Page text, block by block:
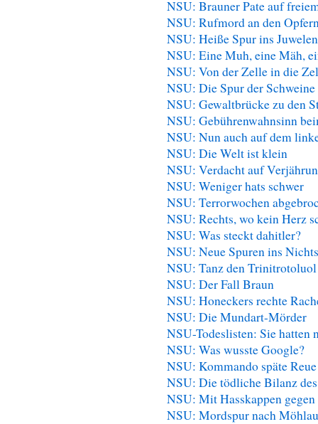
NSU: Brauner Pate auf
NSU: Rufmord an den
NSU: Heiße Spur ins
NSU: Eine Muh, eine Mäh,
NSU: Von der Zelle in die
NSU: Die Spur der Schweine
NSU: Gewaltbrücke zu den
NSU: Gebührenwahnsinn
NSU: Nun auch auf dem
NSU: Die Welt ist klein
NSU: Verdacht auf
NSU: Weniger hats schwer
NSU: Terrorwochen
NSU: Rechts, wo kein Herz
NSU: Was steckt dahitler?
NSU: Neue Spuren ins Nichts
NSU: Tanz den Trinitrotoluol
NSU: Der Fall Braun
NSU: Honeckers rechte
NSU: Die Mundart-Mörder
NSU-Todeslisten: Sie hatten
NSU: Was wusste Google?
NSU: Kommando späte Reue
NSU: Die tödliche Bilanz
NSU: Mit Hasskappen
NSU: Mordspur nach Möhlau